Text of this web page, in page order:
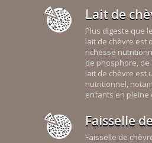
Lait de
Plus digeste que
lait de chèvre est
richesse
de phosphore,
lait de chèvre est
nutritionnel,
enfants en pleine
Faisselle
Faisselle de